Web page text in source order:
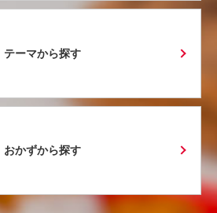
テーマから探す
おかずから探す